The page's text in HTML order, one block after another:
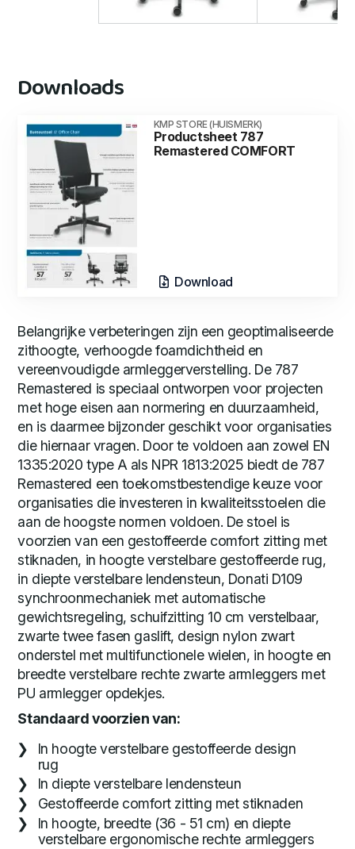
Downloads
KMP STORE (HUISMERK)
Productsheet 787
Remastered COMFORT
Download
Belangrijke verbeteringen zijn een geoptimaliseerde
zithoogte, verhoogde foamdichtheid en
vereenvoudigde armleggerverstelling. De 787
Remastered is speciaal ontworpen voor projecten
met hoge eisen aan normering en duurzaamheid,
en is daarmee bijzonder geschikt voor organisaties
die hiernaar vragen. Door te voldoen aan zowel EN
1335:2020 type A als NPR 1813:2025 biedt de 787
Remastered een toekomstbestendige keuze voor
organisaties die investeren in kwaliteitsstoelen die
aan de hoogste normen voldoen. De stoel is
voorzien van een gestoffeerde comfort zitting met
stiknaden, in hoogte verstelbare gestoffeerde rug,
in diepte verstelbare lendensteun, Donati D109
synchroonmechaniek met automatische
gewichtsregeling, schuifzitting 10 cm verstelbaar,
zwarte twee fasen gaslift, design nylon zwart
onderstel met multifunctionele wielen, in hoogte en
breedte verstelbare rechte zwarte armleggers met
PU armlegger opdekjes.
Standaard voorzien van:
In hoogte verstelbare gestoffeerde design
rug
In diepte verstelbare lendensteun
Gestoffeerde comfort zitting met stiknaden
In hoogte, breedte (36 - 51 cm) en diepte
verstelbare ergonomische rechte armleggers